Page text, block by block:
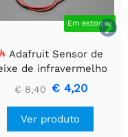

Em estoque
Adafruit Sensor de
de infravermelho
com extremidades de
de fio premium
- LEDs de 5 mm
€ 8,40 € 4,20
Ver produto